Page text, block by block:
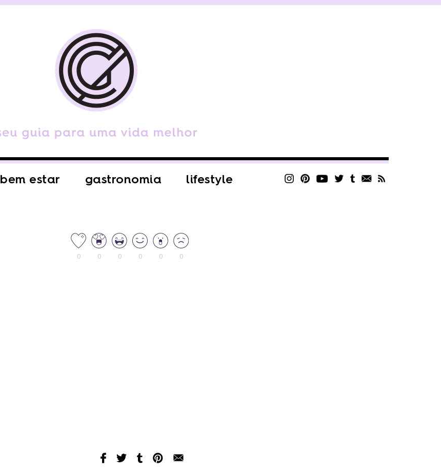
bem estar gastronomia lifestyle
0 0 0 0 0 0